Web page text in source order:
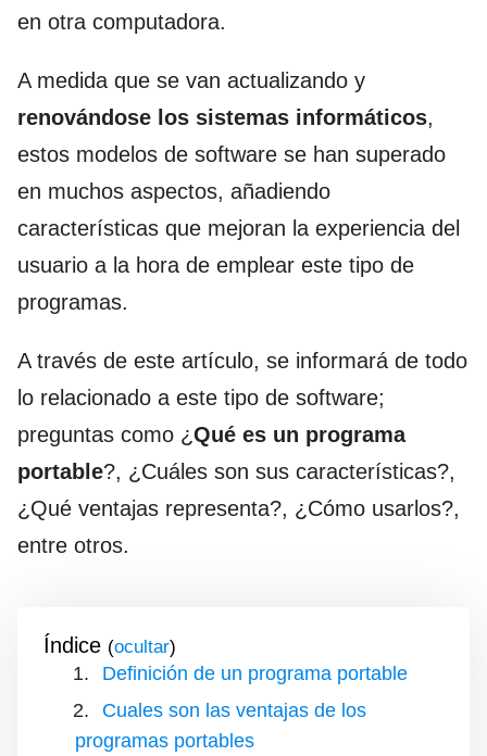
en otra computadora.
A medida que se van actualizando y
renovándose los sistemas informáticos,
estos modelos de software se han superado
en muchos aspectos, añadiendo
características que mejoran la experiencia del
usuario a la hora de emplear este tipo de
programas.
A través de este artículo, se informará de todo
lo relacionado a este tipo de software;
preguntas como ¿Qué es un programa
portable?, ¿Cuáles son sus características?,
¿Qué ventajas representa?, ¿Cómo usarlos?,
entre otros.
Índice ( )
Definición de un programa portable
Cuales son las ventajas de los
programas portables